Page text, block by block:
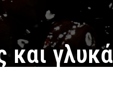
και γλυκά